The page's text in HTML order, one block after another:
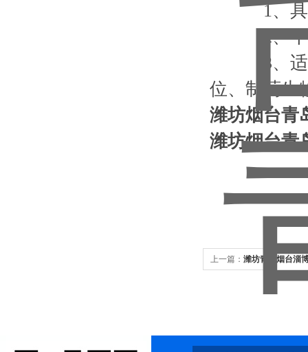
1、具体
2、个性
3、适用
位、制药生
潍坊烟台青
潍坊烟台青
上一篇： 潍坊青岛烟台淄